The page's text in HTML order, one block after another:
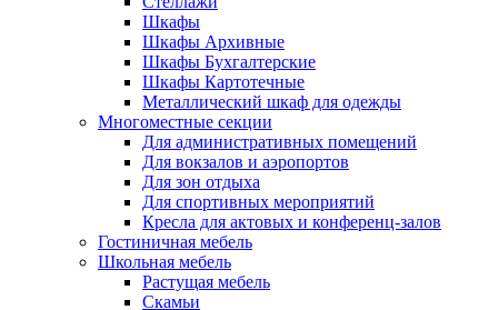
Шкафы
Шкафы Архивные
Шкафы Бухгалтерские
Шкафы Картотечные
Металлический шкаф для одежды
Многоместные секции
Для административных помещений
Для вокзалов и аэропортов
Для зон отдыха
Для спортивных мероприятий
Кресла для актовых и конференц-залов
Гостиничная мебель
Школьная мебель
Растущая мебель
Скамьи